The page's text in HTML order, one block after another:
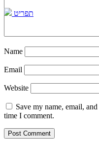
תפריט
Name
Email
Website
Save my name, email,
time I comment.